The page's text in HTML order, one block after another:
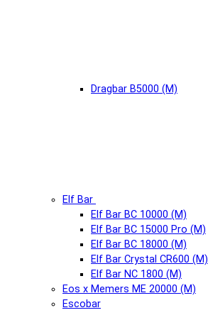
Dragbar B5000 (М)
Elf Bar
Elf Bar BC 10000 (М)
Elf Bar BC 15000 Pro (М)
Elf Bar BC 18000 (М)
Elf Bar Crystal CR600 (М)
Elf Bar NC 1800 (М)
Eos x Memers ME 20000 (М)
Escobar